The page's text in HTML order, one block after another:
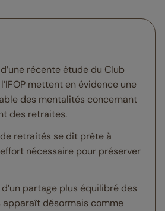
récente étude du Club
mettent en évidence une
des mentalités concernant
des retraites.
retraités se dit prête à
nécessaire pour préserver
partage plus équilibré des
désormais comme